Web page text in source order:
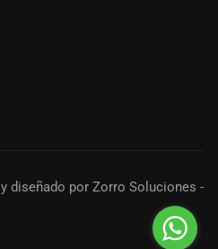
y diseñado por Zorro Soluciones -